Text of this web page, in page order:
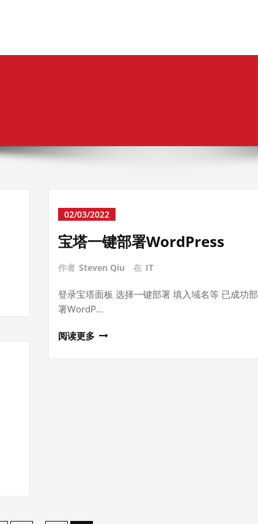
02/03/2022
宝塔一键部署WordPress
作者 Steven Qiu 在 IT
登录宝塔面板 选择一键部署 填入域名等 已成功部
署WordP…
阅读更多